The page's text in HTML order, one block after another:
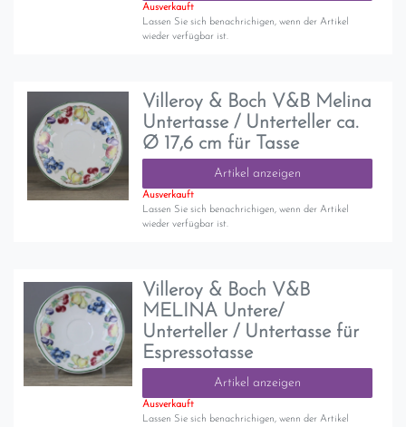
Ausverkauft
Lassen Sie sich benachrichigen, wenn der Artikel
wieder verfügbar ist.
Villeroy & Boch V&B Melina
Untertasse / Unterteller ca.
Ø 17,6 cm für Tasse
Artikel anzeigen
Ausverkauft
Lassen Sie sich benachrichigen, wenn der Artikel
wieder verfügbar ist.
Villeroy & Boch V&B
MELINA Untere/
Unterteller / Untertasse für
Espressotasse
Artikel anzeigen
Ausverkauft
Lassen Sie sich benachrichigen, wenn der Artikel